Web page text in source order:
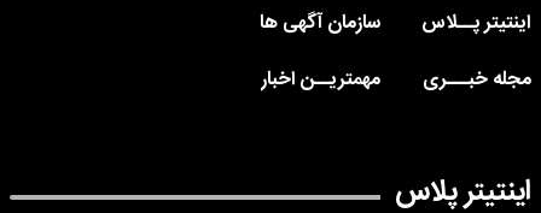
اینتیتر پــلاس
سازمان آگهی ها
مجله خبـــری
مهمتریــن اخبار
اینتیتر پلاس